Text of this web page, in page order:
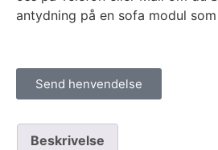
antydning på en sofa modul
Send henvendelse
Beskrivelse